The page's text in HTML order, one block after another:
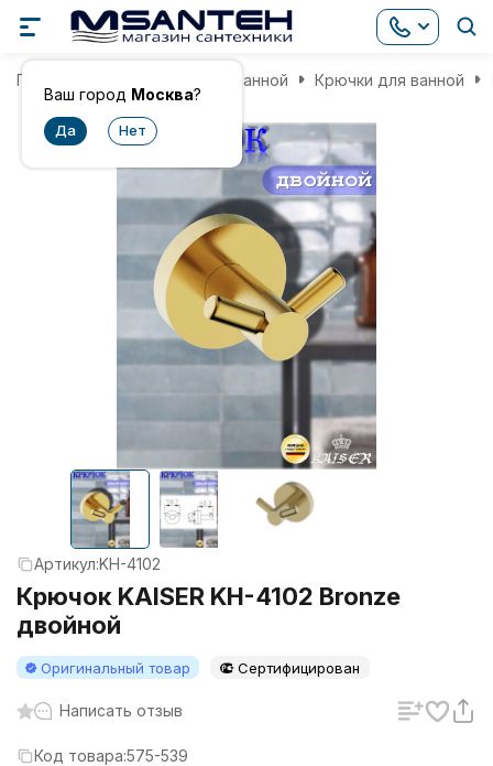
Ваш город Москва?
Главная Аксессуары для ванной Крючки для ванной
Артикул:KH-4102
Крючок KAISER KH-4102 Bronze
двойной
Оригинальный товар Сертифицирован
Написать отзыв
Код товара:575-539